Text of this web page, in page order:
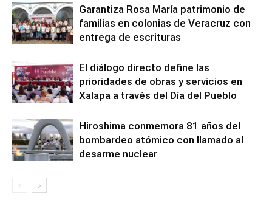
Garantiza Rosa María patrimonio de
familias en colonias de Veracruz con
entrega de escrituras
El diálogo directo define las
prioridades de obras y servicios en
Xalapa a través del Día del Pueblo
Hiroshima conmemora 81 años del
bombardeo atómico con llamado al
desarme nuclear